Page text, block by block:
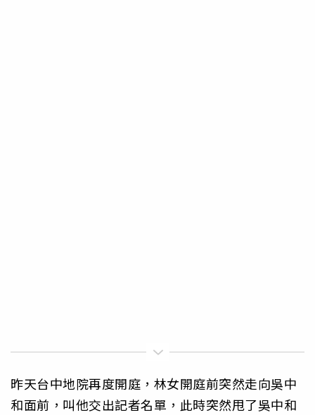
昨天台中地院再度開庭，林女開庭前突然走向吳中
和面前，叫他交出記者名單，此時突然甩了吳中和